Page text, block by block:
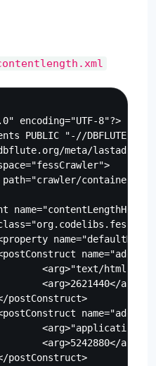
encoding="UTF-8"?>
PUBLIC "-//DBFLUTE//
meta/
<arg>"text/html"</
<arg>2621440</
postConstruct>
<arg>"application/
<arg>5242880</
postConstruct>